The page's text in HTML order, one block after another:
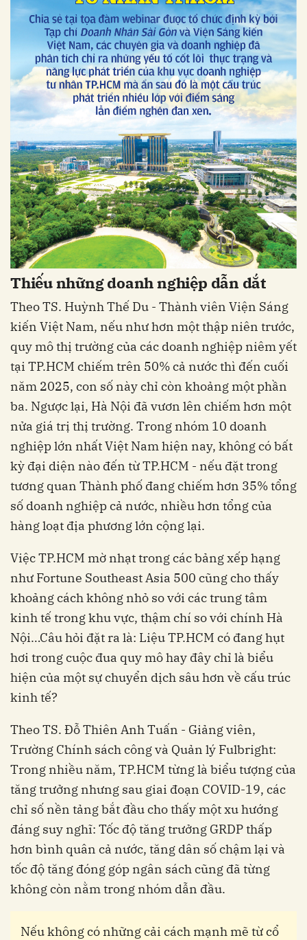
Thiếu những doanh nghiệp dẫn dắt
Theo TS. Huỳnh Thế Du - Thành viên Viện Sáng
kiến Việt Nam, nếu như hơn một thập niên trước,
quy mô thị trường của các doanh nghiệp niêm yết
tại TP.HCM chiếm trên 50% cả nước thì đến cuối
năm 2025, con số này chỉ còn khoảng một phần
ba. Ngược lại, Hà Nội đã vươn lên chiếm hơn một
nửa giá trị thị trường. Trong nhóm 10 doanh
nghiệp lớn nhất Việt Nam hiện nay, không có bất
kỳ đại diện nào đến từ TP.HCM - nếu đặt trong
tương quan Thành phố đang chiếm hơn 35% tổng
số doanh nghiệp cả nước, nhiều hơn tổng của
hàng loạt địa phương lớn cộng lại.
Việc TP.HCM mờ nhạt trong các bảng xếp hạng
như Fortune Southeast Asia 500 cũng cho thấy
khoảng cách không nhỏ so với các trung tâm
kinh tế trong khu vực, thậm chí so với chính Hà
Nội…Câu hỏi đặt ra là: Liệu TP.HCM có đang hụt
hơi trong cuộc đua quy mô hay đây chỉ là biểu
hiện của một sự chuyển dịch sâu hơn về cấu trúc
kinh tế?
Theo TS. Đỗ Thiên Anh Tuấn - Giảng viên,
Trường Chính sách công và Quản lý Fulbright:
Trong nhiều năm, TP.HCM từng là biểu tượng của
tăng trưởng nhưng sau giai đoạn COVID-19, các
chỉ số nền tảng bắt đầu cho thấy một xu hướng
đáng suy nghĩ: Tốc độ tăng trưởng GRDP thấp
hơn bình quân cả nước, tăng dân số chậm lại và
tốc độ tăng đóng góp ngân sách cũng đã từng
không còn nằm trong nhóm dẫn đầu.
Nếu không có những cải cách mạnh mẽ từ cổ